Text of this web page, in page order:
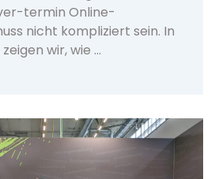
termin Online-
nicht kompliziert sein. In
wir, wie …